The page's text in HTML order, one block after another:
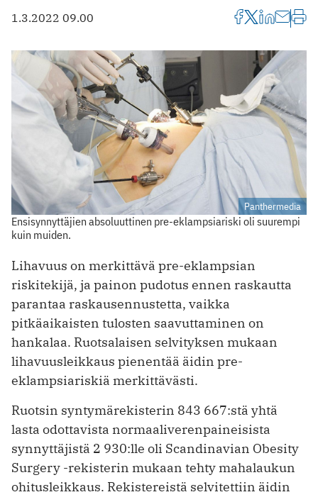
1.3.2022 09.00
Panthermedia
Ensisynnyttäjien absoluuttinen pre-eklampsiariski oli suurempi
kuin muiden.
Lihavuus on merkittävä pre-eklampsian
riskitekijä, ja painon pudotus ennen raskautta
parantaa raskausennustetta, vaikka
pitkäaikaisten tulosten saavuttaminen on
hankalaa. Ruotsalaisen selvityksen mukaan
lihavuusleikkaus pienentää äidin pre-
eklampsiariskiä merkittävästi.
Ruotsin syntymärekisterin 843 667:stä yhtä
lasta odottavista normaaliverenpaineisista
synnyttäjistä 2 930:lle oli Scandinavian Obesity
Surgery -rekisterin mukaan tehty mahalaukun
ohitusleikkaus. Rekistereistä selvitettiin äidin